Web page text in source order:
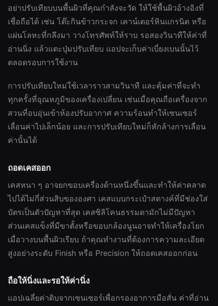
อย่าปรับเทียบบนพื้นผิวที่คุณกำลังจะวัด ให้ใช้พื้นผิวอ้างอิงที่
เชื่อถือได้ เช่น โต๊ะกินข้าวกระจก เคาน์เตอร์หินแกรนิต หรือ
แผ่นโลหะที่กลึงมา วางโทรศัพท์ให้ราบ รอสองวินาทีให้ค่าที่
อ่านนิ่ง แล้วแตะปุ่มปรับเทียบ แอปจะเก็บค่าเบี่ยงเบนนั้นไว้
ตลอดรอบการใช้งาน
การปรับเทียบใหม่ใช้เวลาราวสามวินาที และคุ้มค่าที่จะทำ
ทุกครั้งที่อุณหภูมิของเครื่องเปลี่ยน เช่นเมื่อคุณถือเครื่องจาก
สวนที่อบอุ่นเข้าห้องปรับอากาศ ความร้อนทำให้เซนเซอร์
เลื่อนค่าไปเล็กน้อย และการปรับเทียบใหม่ก็หักล้างการเลื่อน
ค่านั้นได้
ถอดเคสออก
เคสหนา ๆ อาจยกขอบเครื่องด้านหนึ่งขึ้นและทำให้ค่าคลาด
ไปได้ไม่กี่ส่วนสิบขององศา เคสแบบกระเป๋าสตางค์ที่มีช่องใส่
บัตรเป็นตัวปัญหาที่สุด เคสซิลิโคนธรรมดามักไม่มีปัญหา
ส่วนเคสแข็งที่มีขาตั้งหรือขอบกล้องนูนอาจทำให้เครื่องโยก
เมื่อวางบนพื้นผิวเรียบ ถ้าคุณทำงานที่ต้องการความละเอียด
สูงอย่างระดับ Finish หรือ Precision ให้ถอดเคสออกก่อน
ถือให้นิ่งและรอให้ค่านิ่ง
แอปเฉลี่ยค่าดิบจากเซนเซอร์เพื่อกรองอาการมือสั่น ค่าที่อ่าน